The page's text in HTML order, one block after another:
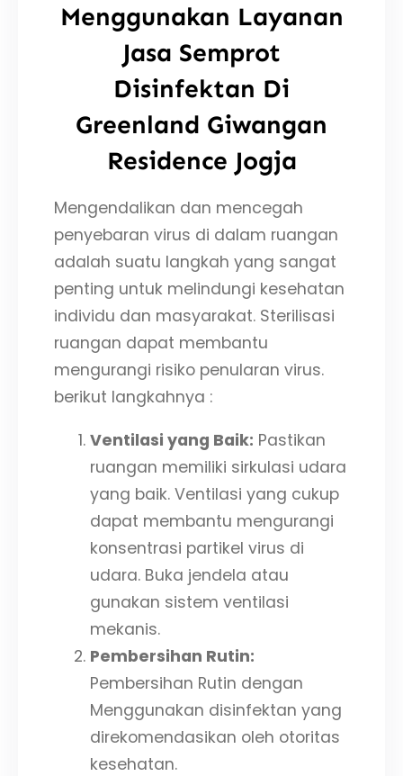
Menggunakan Layanan
Jasa Semprot
Disinfektan Di
Greenland Giwangan
Residence Jogja
Mengendalikan dan mencegah
penyebaran virus di dalam ruangan
adalah suatu langkah yang sangat
penting untuk melindungi kesehatan
individu dan masyarakat. Sterilisasi
ruangan dapat membantu
mengurangi risiko penularan virus.
berikut langkahnya :
Ventilasi yang Baik: Pastikan
ruangan memiliki sirkulasi udara
yang baik. Ventilasi yang cukup
dapat membantu mengurangi
konsentrasi partikel virus di
udara. Buka jendela atau
gunakan sistem ventilasi
mekanis.
Pembersihan Rutin:
Pembersihan Rutin dengan
Menggunakan disinfektan yang
direkomendasikan oleh otoritas
kesehatan.